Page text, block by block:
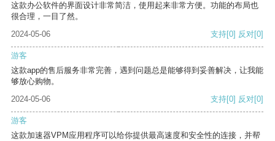
这款办公软件的界面设计非常简洁，使用起来非常方便。功能的布局也
很合理，一目了然。
2024-05-06
支持[0] 反对[0]
游客
这款app的售后服务非常完善，遇到问题总是能够得到妥善解决，让我能
够放心购物。
2024-05-06
支持[0] 反对[0]
游客
这款加速器VPM应用程序可以给你提供最高速度和安全性的连接，并帮